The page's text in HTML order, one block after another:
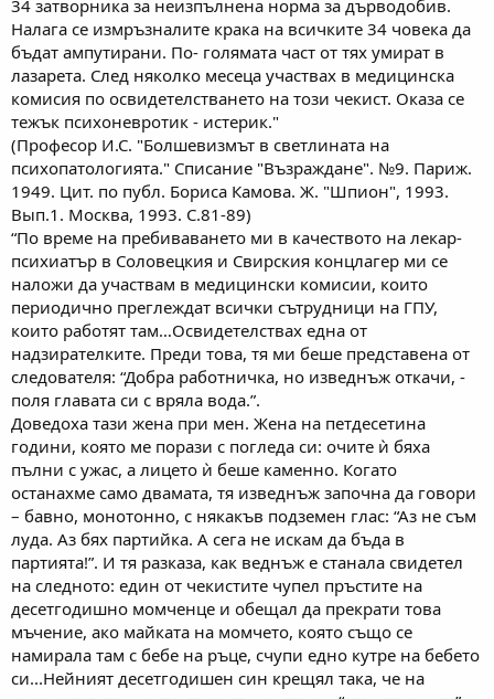
34 затворника за неизпълнена норма за дърводобив.
Налага се измръзналите крака на всичките 34 човека да
бъдат ампутирани. По- голямата част от тях умират в
лазарета. След няколко месеца участвах в медицинска
комисия по освидетелстването на този чекист. Оказа се
тежък психоневротик - истерик."
(Професор И.С. "Болшевизмът в светлината на
психопатологията." Списание "Възраждане". №9. Париж.
1949. Цит. по публ. Бориса Камова. Ж. "Шпион", 1993.
Вып.1. Москва, 1993. С.81-89)
“По време на пребиваването ми в качеството на лекар-
психиатър в Соловецкия и Свирския концлагер ми се
наложи да участвам в медицински комисии, които
периодично преглеждат всички сътрудници на ГПУ,
които работят там…Освидетелствах една от
надзирателките. Преди това, тя ми беше представена от
следователя: “Добра работничка, но изведнъж откачи, -
поля главата си с вряла вода.”.
Доведоха тази жена при мен. Жена на петдесетина
години, която ме порази с погледа си: очите ѝ бяха
пълни с ужас, а лицето ѝ беше каменно. Когато
останахме само двамата, тя изведнъж започна да говори
– бавно, монотонно, с някакъв подземен глас: “Аз не съм
луда. Аз бях партийка. А сега не искам да бъда в
партията!”. И тя разказа, как веднъж е станала свидетел
на следното: един от чекистите чупел пръстите на
десетгодишно момченце и обещал да прекрати това
мъчение, ако майката на момчето, която също се
намирала там с бебе на ръце, счупи едно кутре на бебето
си...Нейният десетгодишен син крещял така, че на